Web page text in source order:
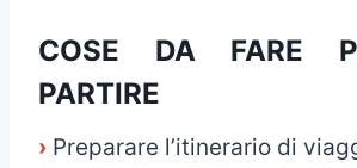
COSE DA FARE
PARTIRE
› Preparare l’itinerario di